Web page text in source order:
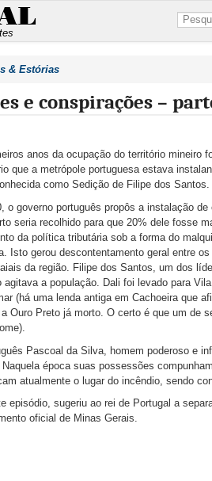
& Estórias
e conspirações –
anos da ocupação do território mineiro
que a metrópole portuguesa estava
como Sedição de Filipe dos Santos.
o governo português propôs a instalação
seria recolhido para que 20% dele fosse
da política tributária sob a forma do
Isto gerou descontentamento geral entre
da região. Filipe dos Santos, um dos
agitava a população. Dali foi levado para
(há uma lenda antiga em Cachoeira que
a Ouro Preto já morto. O certo é que um
Pascoal da Silva, homem poderoso e
época suas possessões
atualmente o lugar do incêndio, sendo
episódio, sugeriu ao rei de Portugal a
oficial de Minas Gerais.